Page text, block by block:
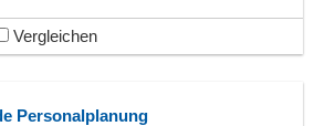
Vergleichen
Personalplanung